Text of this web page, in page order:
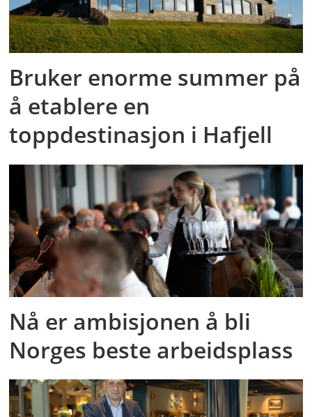
Bruker enorme summer på
å etablere en
toppdestinasjon i Hafjell
Nå er ambisjonen å bli
Norges beste arbeidsplass